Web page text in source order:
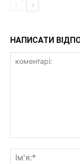
НАПИСАТИ